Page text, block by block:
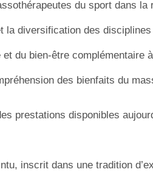
du sport dans la
la diversification des disciplines
et du bien-être complémentaire
des bienfaits du
prestations disponibles
inscrit dans une tradition